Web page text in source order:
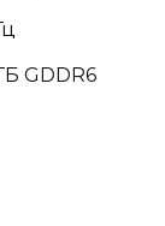
GDDR6